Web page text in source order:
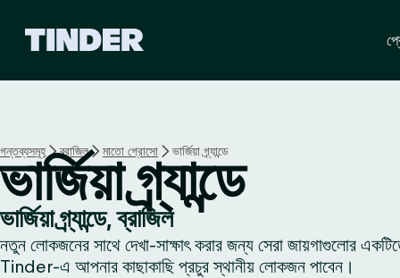
হো
ম
গন্তব্যসমূহ ব্রাজিল মাতো গ্রোসো ভার্জিয়া গ্র্যান্ডে
ভার্জিয়া গ্র্যান্ডে
ভার্জিয়া গ্র্যান্ডে, ব্রাজিল
নতুন লোকজনের সাথে দেখা-সাক্ষাৎ করার জন্য সেরা জায়গাগুলোর
Tinder-এ আপনার কাছাকাছি প্রচুর স্থানীয় লোকজন পাবেন।